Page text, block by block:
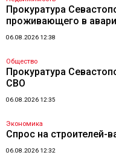
Прокуратура
проживающего в
06.08.2026 12:38
Общество
Прокуратура
СВО
06.08.2026 12:35
Экономика
Спрос на строителей-
06.08.2026 12:32